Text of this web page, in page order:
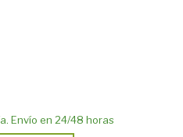
Envío en 24/48 horas